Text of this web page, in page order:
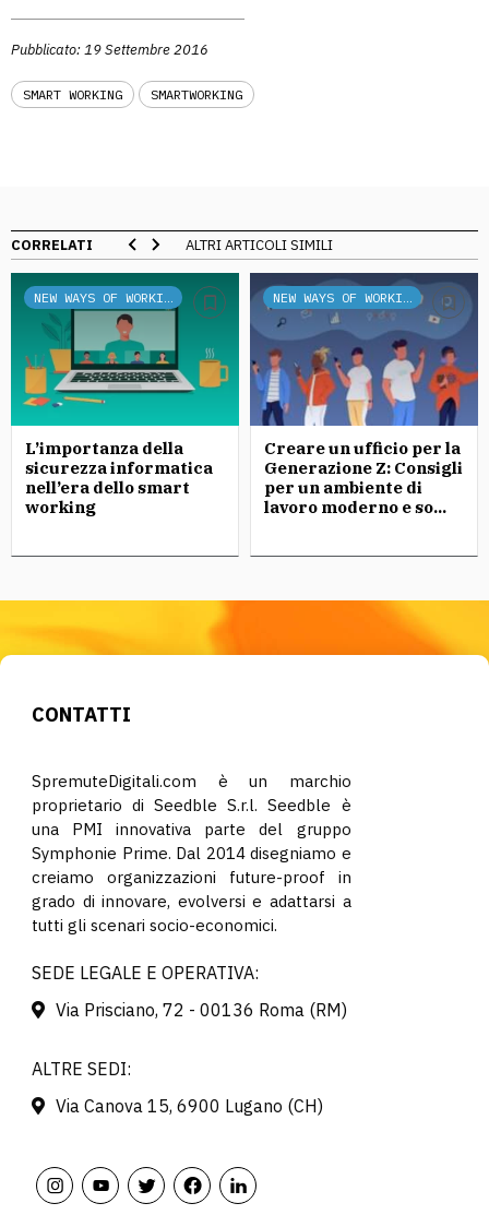
Pubblicato: 19 Settembre 2016
SMART WORKING SMARTWORKING
CORRELATI ALTRI ARTICOLI SIMILI
NEW WAYS OF WORKING
L’importanza della
sicurezza informatica
nell’era dello smart
working
NEW WAYS OF WORKING
Creare un ufficio per la
Generazione Z: Consigli
per un ambiente di
lavoro moderno e so...
CONTATTI
SpremuteDigitali.com è un marchio
proprietario di Seedble S.r.l. Seedble è
una PMI innovativa parte del gruppo
Symphonie Prime. Dal 2014 disegniamo e
creiamo organizzazioni future-proof in
grado di innovare, evolversi e adattarsi a
tutti gli scenari socio-economici.
SEDE LEGALE E OPERATIVA:
Via Prisciano, 72 - 00136 Roma (RM)
ALTRE SEDI:
Via Canova 15, 6900 Lugano (CH)